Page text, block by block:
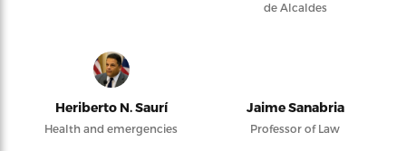
de Alcaldes
Heriberto N. Saurí
Health and emergencies
Jaime Sanabria
Professor of Law